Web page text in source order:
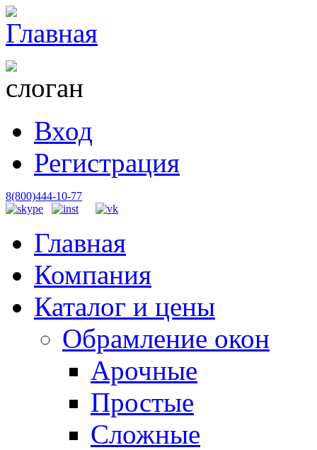
Вход
Регистрация
8(800)444-10-77
Главная
Компания
Каталог и цены
Обрамление окон
Арочные
Простые
Сложные